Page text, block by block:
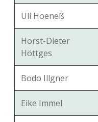
Uli Hoeneß
Horst-Dieter
Höttges
Bodo Illgner
Eike Immel